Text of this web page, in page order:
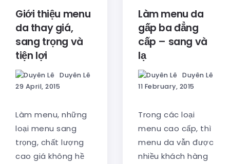
Giới thiệu menu
da thay giá,
sang trọng và
tiện lợi
Duyên Lê
29 April, 2015
Làm menu, những
loại menu sang
trọng, chất lượng
cao giá không hề
Làm menu da
gấp ba đẳng
cấp – sang và
lạ
Duyên Lê
11 February, 2015
Trong các loại
menu cao cấp, thì
menu da vẫn được
nhiều khách hàng